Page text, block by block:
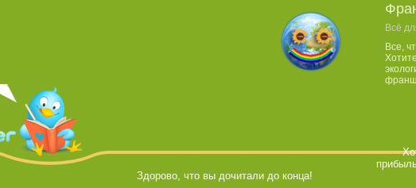
Всё
Все,
Здорово, что вы дочитали до конца!